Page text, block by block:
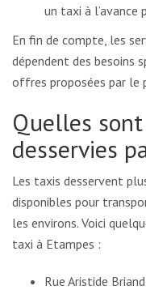
un taxi à l’avance
En fin de compte, les
dépendent des besoins
offres proposées par le
Quelles
desservies
Les taxis desservent
disponibles pour
les environs. Voici
taxi à Etampes :
Rue Aristide Briand